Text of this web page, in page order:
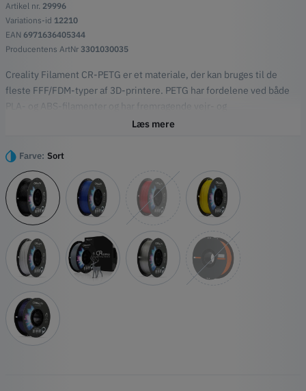
Artikel nr. 29996
Variations-id 12210
EAN 6971636405344
Producentens ArtNr 3301030035
Creality Filament CR-PETG er et materiale, der kan bruges til de
fleste FFF/FDM-typer af 3D-printere. PETG har fordelene ved både
PLA- og ABS-filamenter og har fremragende vejr- og
kemikaliebestandighed, så det er ideelt til prototyper i mange
Højdepunkter
Miljøvenlig, lugtfri og ikke-giftig
Fremragende stabilitet og fugtbestandighed
Den trykte model har en god styrke og er fast og robust.
Gennemsigtig og blank
Enkel betjening og god kompatibilitet
Læs mere
Farve: Sort